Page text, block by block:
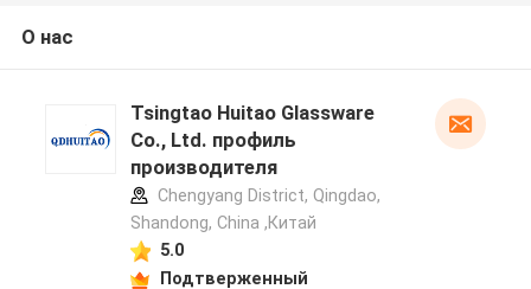
О нас
Tsingtao Huitao Glassware
Co., Ltd. профиль
производителя
Chengyang District, Qingdao,
Shandong, China ,Китай
5.0
Подтверженный